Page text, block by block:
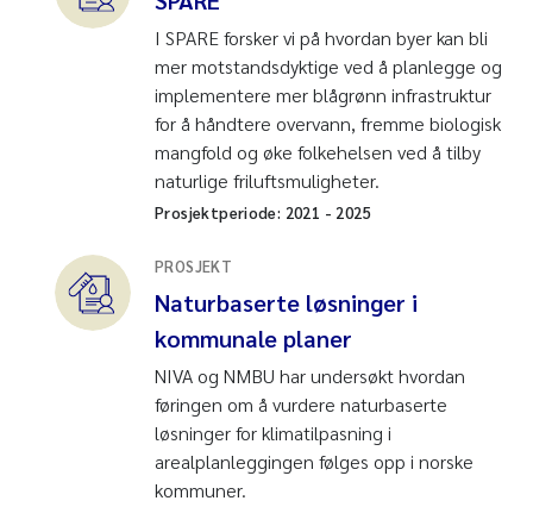
I SPARE forsker vi på hvordan byer kan bli
mer motstandsdyktige ved å planlegge og
implementere mer blågrønn infrastruktur
for å håndtere overvann, fremme biologisk
mangfold og øke folkehelsen ved å tilby
naturlige friluftsmuligheter.
Prosjektperiode: 2021 - 2025
PROSJEKT
Naturbaserte løsninger i
kommunale planer
NIVA og NMBU har undersøkt hvordan
føringen om å vurdere naturbaserte
løsninger for klimatilpasning i
arealplanleggingen følges opp i norske
kommuner.